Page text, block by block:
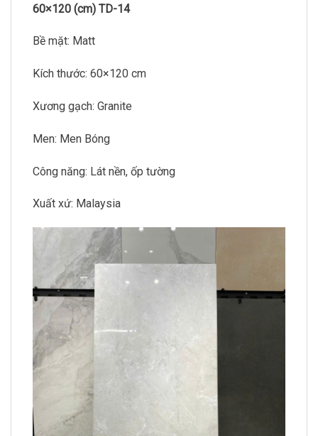
60×120 (cm) TD-14
Bề mặt: Matt
Kích thước: 60×120 cm
Xương gạch: Granite
Men: Men Bóng
Công năng: Lát nền, ốp tường
Xuất xứ: Malaysia